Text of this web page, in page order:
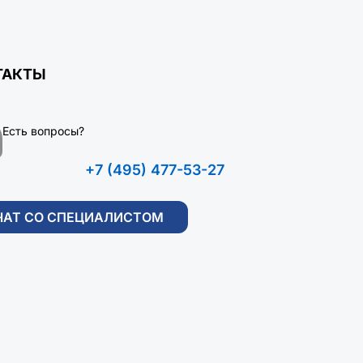
Есть вопросы?
+7 (495) 477-53-27
СО СПЕЦИАЛИСТОМ